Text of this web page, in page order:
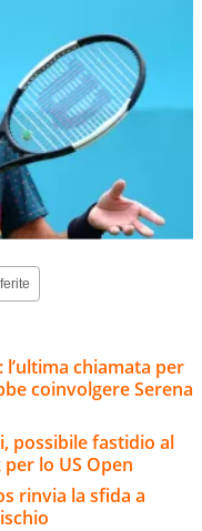
l’ultima chiamata per
coinvolgere Serena
possibile fastidio al
lo US Open
rinvia la sfida a